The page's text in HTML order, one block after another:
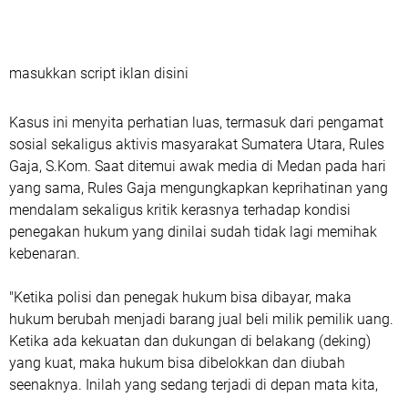
masukkan script iklan disini
Kasus ini menyita perhatian luas, termasuk dari pengamat
sosial sekaligus aktivis masyarakat Sumatera Utara, Rules
Gaja, S.Kom. Saat ditemui awak media di Medan pada hari
yang sama, Rules Gaja mengungkapkan keprihatinan yang
mendalam sekaligus kritik kerasnya terhadap kondisi
penegakan hukum yang dinilai sudah tidak lagi memihak
kebenaran.
"Ketika polisi dan penegak hukum bisa dibayar, maka
hukum berubah menjadi barang jual beli milik pemilik uang.
Ketika ada kekuatan dan dukungan di belakang (deking)
yang kuat, maka hukum bisa dibelokkan dan diubah
seenaknya. Inilah yang sedang terjadi di depan mata kita,